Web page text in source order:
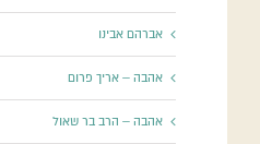
אברהם אבינו
אהבה – אריך פרום
אהבה – הרב בר שאול